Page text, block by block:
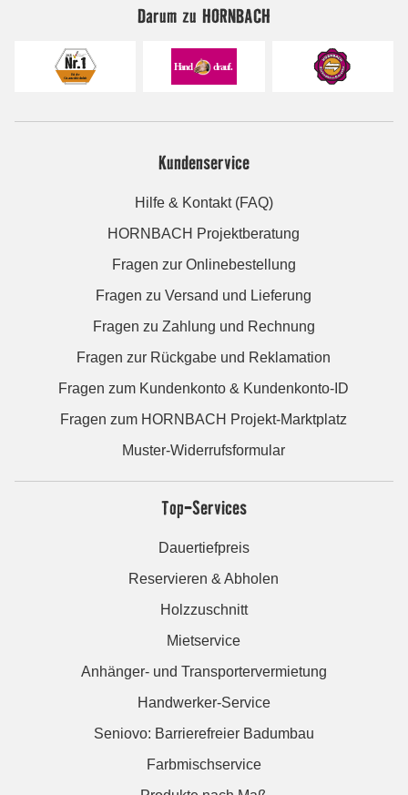
Darum zu HORNBACH
Kundenservice
Hilfe & Kontakt (FAQ)
HORNBACH Projektberatung
Fragen zur Onlinebestellung
Fragen zu Versand und Lieferung
Fragen zu Zahlung und Rechnung
Fragen zur Rückgabe und Reklamation
Fragen zum Kundenkonto & Kundenkonto-ID
Fragen zum HORNBACH Projekt-Marktplatz
Muster-Widerrufsformular
Top-Services
Dauertiefpreis
Reservieren & Abholen
Holzzuschnitt
Mietservice
Anhänger- und Transportervermietung
Handwerker-Service
Seniovo: Barrierefreier Badumbau
Farbmischservice